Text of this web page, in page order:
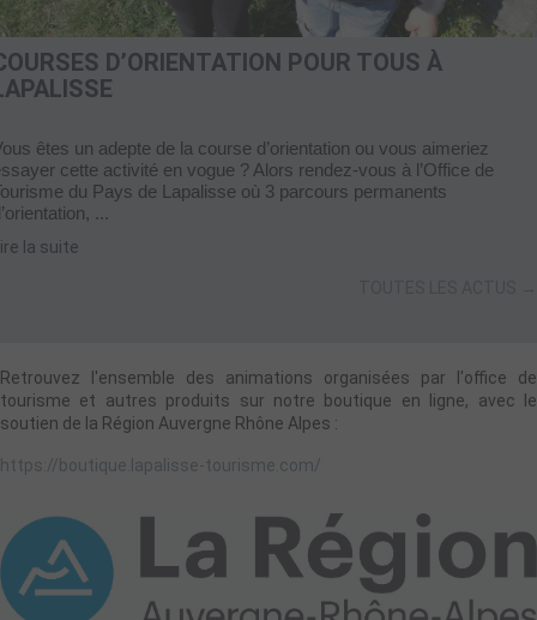
D’ORIENTATION POUR TOUS À
êtes un adepte de la course d’orientation ou vous aimeriez
cette activité en vogue ? Alors rendez-vous à l’Office de
du Pays de Lapalisse où 3 parcours permanents
...
la suite
Retrouvez l'ensemble des animations organisées par l'office de
tourisme et autres produits sur notre boutique en ligne, avec le
soutien de la Région Auvergne Rhône Alpes :
https://boutique.lapalisse-tourisme.com/